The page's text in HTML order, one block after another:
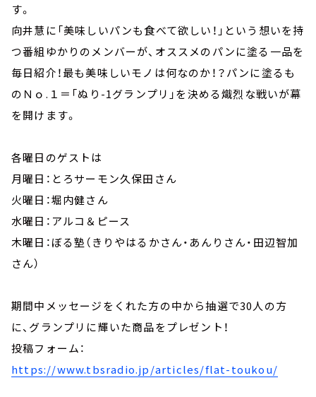
す。
向井慧に「美味しいパンも食べて欲しい！」という想いを持
つ番組ゆかりのメンバーが、オススメのパンに塗る一品を
毎日紹介！最も美味しいモノは何なのか！？パンに塗るも
のＮｏ.１＝「ぬり-1グランプリ」を決める熾烈な戦いが幕
を開けます。
各曜日のゲストは
月曜日：とろサーモン久保田さん
火曜日：堀内健さん
水曜日：アルコ＆ピース
木曜日：ぼる塾（きりやはるかさん・あんりさん・田辺智加
さん）
期間中メッセージをくれた方の中から抽選で30人の方
に、グランプリに輝いた商品をプレゼント！
投稿フォーム：
https://www.tbsradio.jp/articles/flat-toukou/